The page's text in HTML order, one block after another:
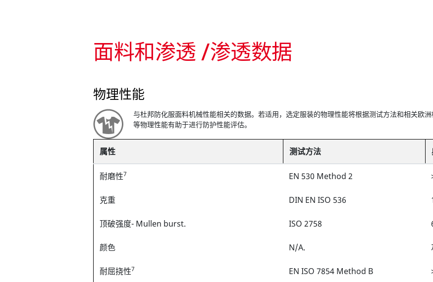
面料和渗透 /渗透数据
物理性能
与杜邦防化服面料机械性能相关的数据。若适用，选定服装的物理性能将根据测试方法和相关欧
等物理性能有助于进行防护性能评估。
属性 测试方法
耐磨性7 EN 530 Method 2
克重 DIN EN ISO 536
顶破强度- Mullen burst. ISO 2758
颜色 N/A.
耐屈挠性7 EN ISO 7854 Method B